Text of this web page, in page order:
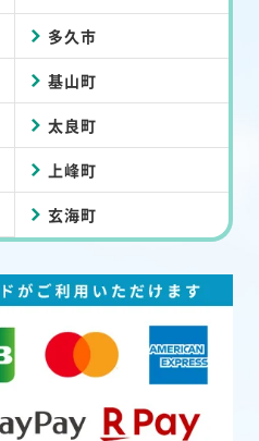
多久市
基山町
太良町
上峰町
玄海町